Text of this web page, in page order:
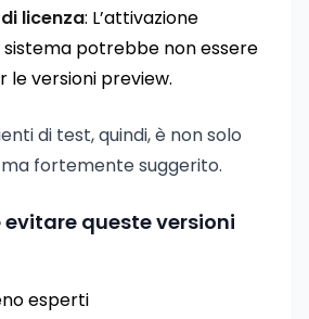
licenza: L’attivazione
potrebbe non essere
versioni preview.
di test, quindi, è non solo
fortemente suggerito.
evitare queste versioni
esperti